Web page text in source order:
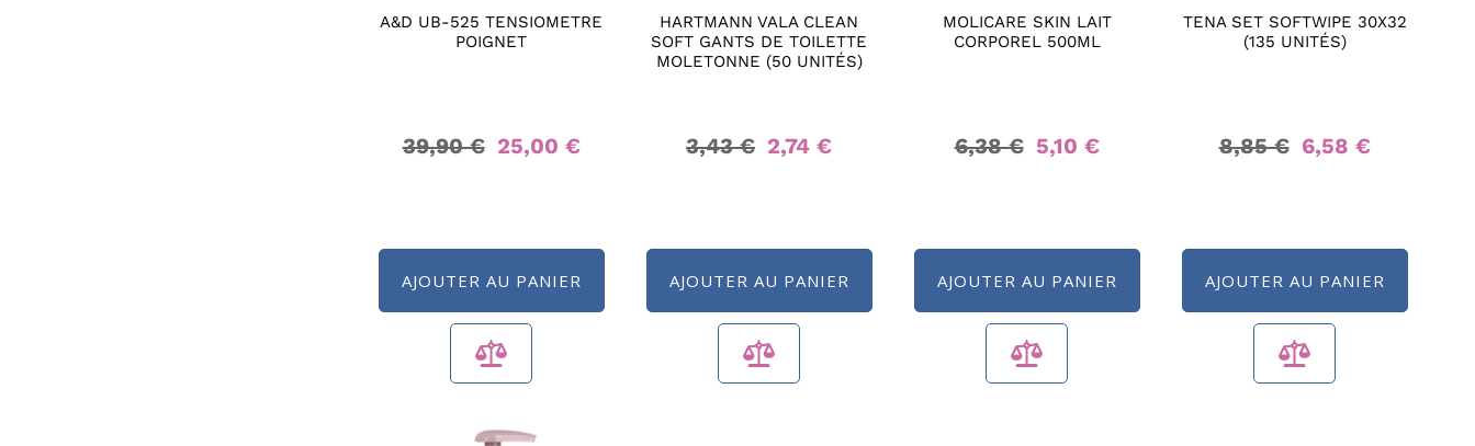
A&D UB-525 TENSIOMETRE
POIGNET
39,90 € 25,00 €
AJOUTER AU PANIER
HARTMANN VALA CLEAN
SOFT GANTS DE TOILETTE
MOLETONNE (50 UNITÉS)
3,43 € 2,74 €
AJOUTER AU PANIER
MOLICARE SKIN LAIT
CORPOREL 500ML
6,38 € 5,10 €
AJOUTER AU PANIER
TENA SET SOFTWIPE 30X32
(135 UNITÉS)
8,85 € 6,58 €
AJOUTER AU PANIER